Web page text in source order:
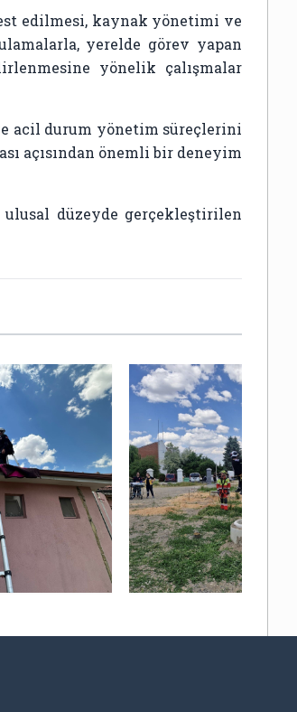
edilmesi, kaynak yönetimi ve
yerelde görev yapan
yönelik çalışmalar
acil durum yönetim süreçlerini
açısından önemli bir deneyim
düzeyde gerçekleştirilen